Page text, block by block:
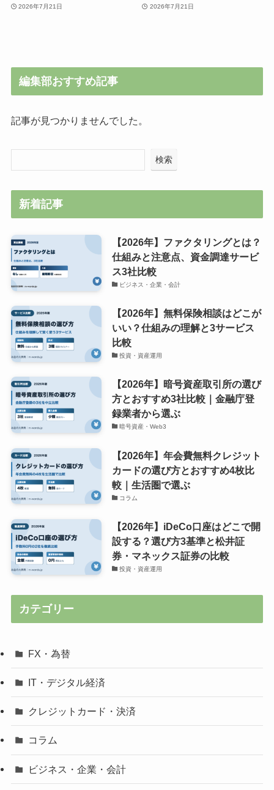
2026年7月21日 2026年7月21日
編集部おすすめ記事
記事が見つかりませんでした。
検索
新着記事
【2026年】ファクタリングとは？
仕組みと注意点、資金調達サービ
ス3社比較
ビジネス・企業・会計
【2026年】無料保険相談はどこが
いい？仕組みの理解と3サービス
比較
投資・資産運用
【2026年】暗号資産取引所の選び
方とおすすめ3社比較｜金融庁登
録業者から選ぶ
暗号資産・Web3
【2026年】年会費無料クレジット
カードの選び方とおすすめ4枚比
較｜生活圏で選ぶ
コラム
【2026年】iDeCo口座はどこで開
設する？選び方3基準と松井証
券・マネックス証券の比較
投資・資産運用
カテゴリー
FX・為替
IT・デジタル経済
クレジットカード・決済
コラム
ビジネス・企業・会計